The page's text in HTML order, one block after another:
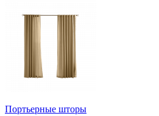
Портьерные шторы